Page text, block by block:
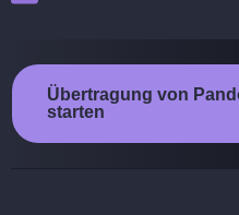
Übertragung von
starten